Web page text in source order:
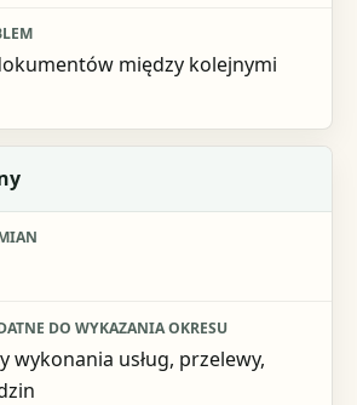
między kolejnymi
wykonania usług, przelewy,